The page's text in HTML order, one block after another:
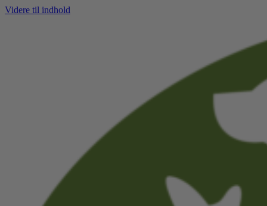
Videre til indhold